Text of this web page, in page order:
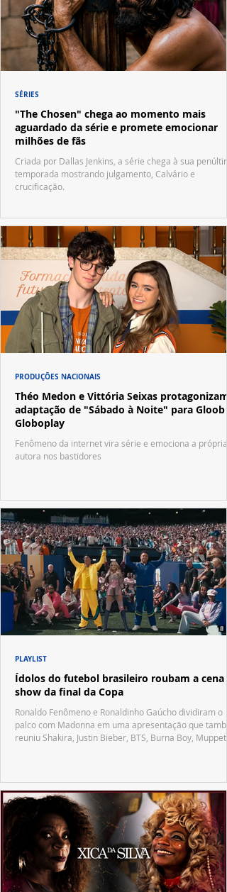
"The Chosen" chega ao momento mais
aguardado da série e promete emocionar
milhões de fãs
Criada por Dallas Jenkins, a série chega à sua
temporada mostrando julgamento, Calvário e
crucificação.
SÉRIES
Théo Medon e Vittória Seixas protagonizam
adaptação de "Sábado à Noite" para Gloob e
Globoplay
Fenômeno da internet vira série e emociona a própria
autora nos bastidores
PRODUÇÕES NACIONAIS
Ídolos do futebol brasileiro roubam a cena
show da final da Copa
Ronaldo Fenômeno e Ronaldinho Gaúcho dividiram o
palco com Madonna em uma apresentação que
reuniu Shakira, Justin Bieber, BTS, Burna Boy, Muppets,
PLAYLIST